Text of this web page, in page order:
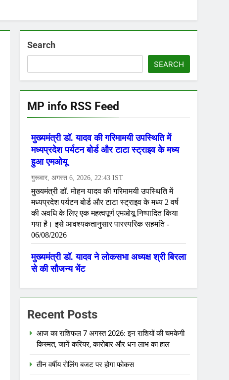
Search
SEARCH
MP info RSS Feed
Recent Posts
आज का राशिफल 7 अगस्त 2026: इन राशियों की चमकेगी
किस्मत, जानें करियर, कारोबार और धन लाभ का हाल
तीन वर्षीय रोलिंग बजट पर होगा फोकस